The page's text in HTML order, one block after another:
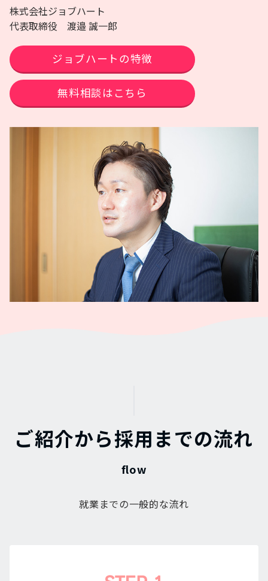
株式会社ジョブハート
代表取締役 渡邉 誠一郎
ジョブハートの特徴
無料相談はこちら
ご紹介から採用までの流れ
就業までの一般的な流れ